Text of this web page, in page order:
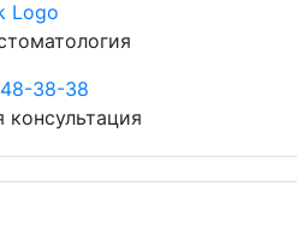
38-38
консультация